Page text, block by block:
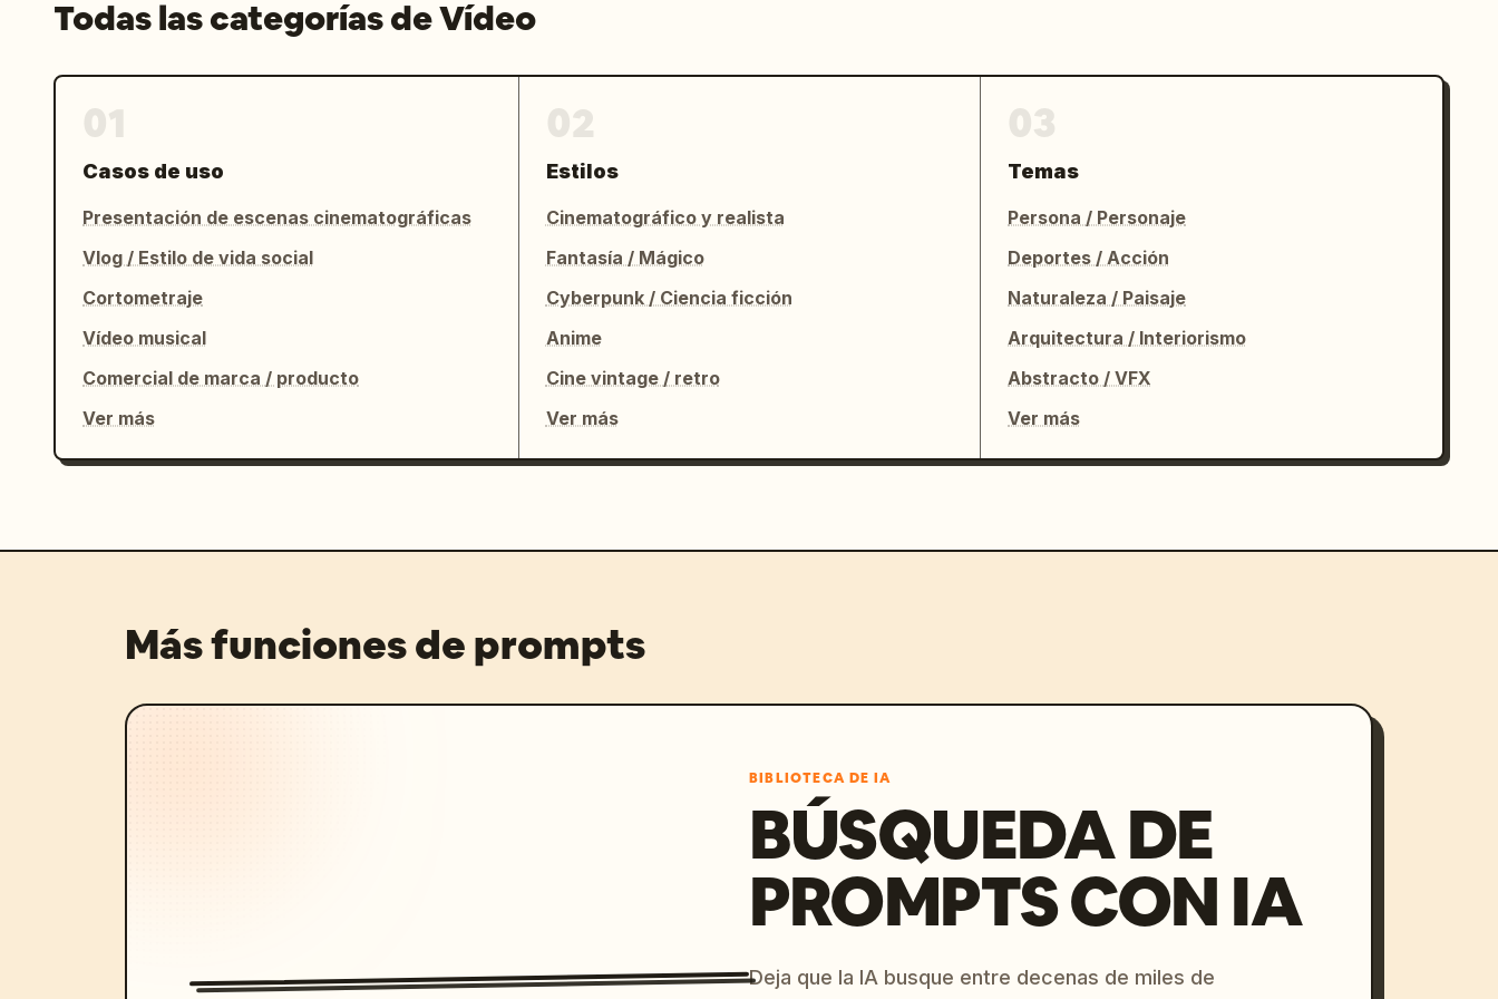
Todas las categorías de Vídeo
Casos de uso
Presentación de escenas cinematográficas
Vlog / Estilo de vida social
Cortometraje
Vídeo musical
Comercial de marca / producto
Ver más
Estilos
Cinematográfico y realista
Fantasía / Mágico
Cyberpunk / Ciencia ficción
Anime
Cine vintage / retro
Ver más
Temas
Persona / Personaje
Deportes / Acción
Naturaleza / Paisaje
Arquitectura / Interiorismo
Abstracto / VFX
Ver más
Más funciones de prompts
BIBLIOTECA DE IA
BÚSQUEDA DE
PROMPTS CON IA
Deja que la IA busque entre decenas de miles de